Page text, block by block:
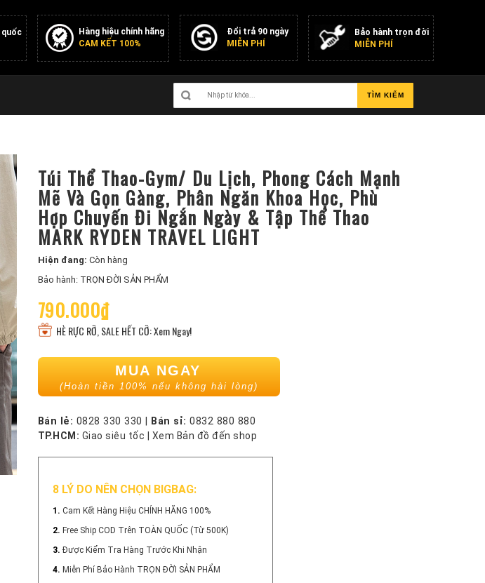
quốc
Hàng hiệu chính hãng
CAM KẾT 100%
Đổi trả 90 ngày
MIỄN PHÍ
Bảo hành trọn đời
MIỄN PHÍ
TÌM KIẾM
Túi Thể Thao-Gym/ Du Lịch, Phong Cách Mạnh
Mẽ Và Gọn Gàng, Phân Ngăn Khoa Học, Phù
Hợp Chuyến Đi Ngắn Ngày & Tập Thể Thao
MARK RYDEN TRAVEL LIGHT
Hiện đang: Còn hàng
Bảo hành: TRỌN ĐỜI SẢN PHẨM
790.000₫
HÈ RỰC RỠ, SALE HẾT CỠ: Xem Ngay!
MUA NGAY
(Hoàn tiền 100% nếu không hài lòng)
Bán lẻ: 0828 330 330 Bán sỉ: 0832 880 880
TP.HCM: Giao siêu tốc Xem Bản đồ đến shop
8 LÝ DO NÊN CHỌN BIGBAG:
1. Cam Kết Hàng Hiệu CHÍNH HÃNG 100%
2. Free Ship COD Trên TOÀN QUỐC (Từ 500K)
3. Được Kiểm Tra Hàng Trước Khi Nhận
4. Miễn Phí Bảo Hành TRỌN ĐỜI SẢN PHẨM